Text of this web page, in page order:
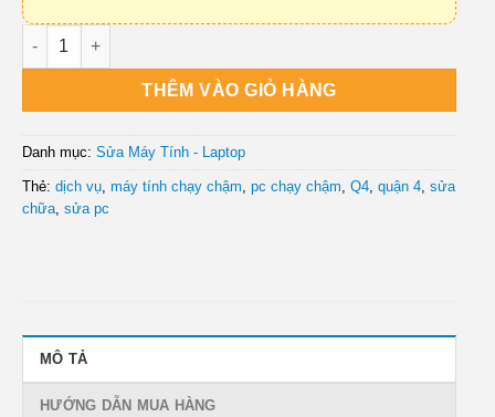
Sửa Máy Tính Chạy Chậm Quận 4 Tận Nơi số lượng
THÊM VÀO GIỎ HÀNG
Danh mục: Sửa Máy Tính - Laptop
Thẻ: dịch vụ máy tính chạy chậm pc chạy chậm Q4 quận 4 sửa
chữa sửa pc
MÔ TẢ
HƯỚNG DẪN MUA HÀNG